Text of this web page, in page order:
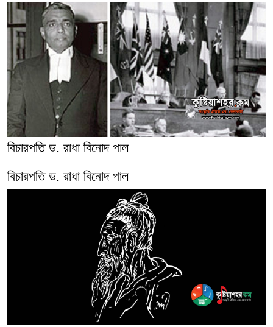
বিচারপতি ড. রাধা বিনোদ পাল
বিচারপতি ড. রাধা বিনোদ পাল